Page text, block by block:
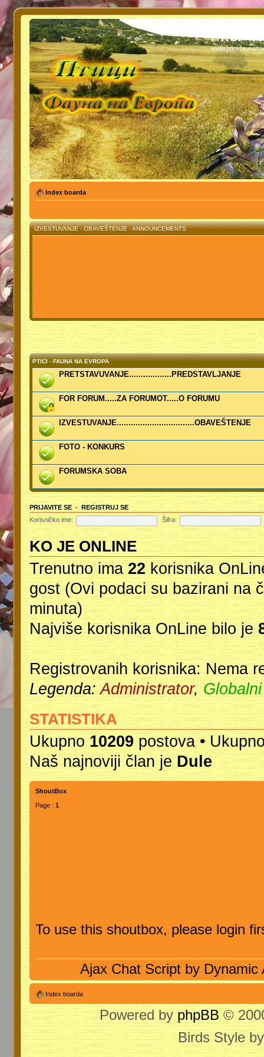
PTICI -
www.ptici-
Index boarda
IZVESTUVANJE - OBAVEŠTENJE - ANNOUNCEMENTS
PTICI - FAUNA NA EVROPA
PRETSTAVUVANJE..................PREDSTAVLJANJE
FOR FORUM.....ZA FORUMOT.....O FORUMU
IZVESTUVANJE.................................OBAVEŠTENJE
FOTO - KONKURS
FORUMSKA SOBA
PRIJAVITE SE• REGISTRUJ SE
Korisničko ime:
Šifra:
KO JE ONLINE
Trenutno ima 22korisnika
gost (Ovi podaci su bazirani na
minuta)
Najviše korisnika OnLine bilo je
Registrovanih korisnika: Nema
Legenda:Administrator,
STATISTIKA
Ukupno10209postova •
Naš najnoviji član jeDule
ShoutBox
Page : 1
To use this shoutbox, please login
Ajax Chat Script by Dynamic
Index boarda
Powered byphpBB ©
Birds Style